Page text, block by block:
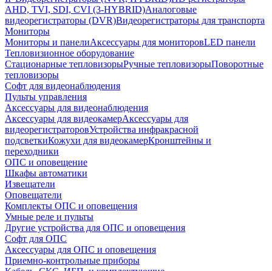
AHD, TVI, SDI, CVI (3-HYBRID)Аналоговые
видеорегистраторы (DVR)Видеорегистраторы для транспорта
Мониторы
Мониторы и панелиАксессуары для мониторовLED панели
Тепловизионное оборудование
Стационарные тепловизорыРучные тепловизорыПоворотные
тепловизоры
Софт для видеонаблюдения
Пульты управления
Аксессуары для видеонаблюдения
Аксессуары для видеокамерАксессуары для
видеорегистраторовУстройства инфракрасной
подсветкиКожухи для видеокамерКронштейны и
переходники
ОПС и оповещение
Шкафы автоматики
Извещатели
Оповещатели
Комплекты ОПС и оповещения
Умные реле и пульты
Другие устройства для ОПС и оповещения
Софт для ОПС
Аксессуары для ОПС и оповещения
Приемно-контрольные приборы